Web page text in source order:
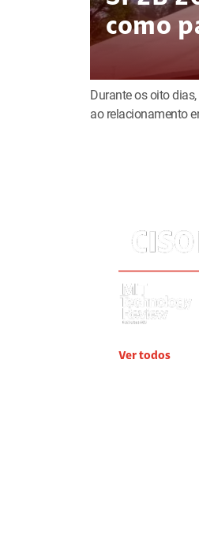
como
Durante os oito
ao relacionamento
Ver todos